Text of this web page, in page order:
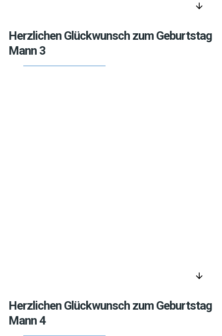
arrow_downward
Herzlichen Glückwunsch zum Geburtstag
Mann 3
arrow_downward
Herzlichen Glückwunsch zum Geburtstag
Mann 4